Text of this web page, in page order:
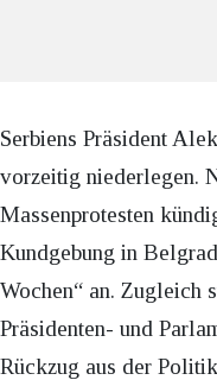
Serbiens Präsident
vorzeitig niederlegen.
Massenprotesten
Kundgebung in
Wochen“ an. Zugleich
Präsidenten- und
Rückzug aus der